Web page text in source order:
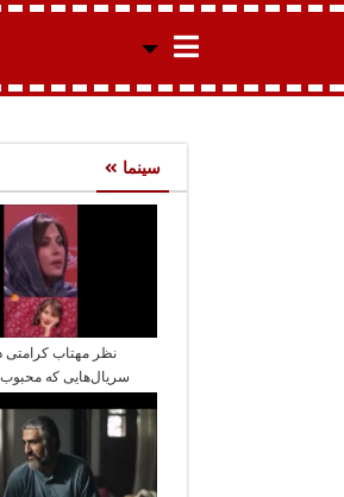
سینما
نظر مهتاب کرامتی
سریال‌هایی که